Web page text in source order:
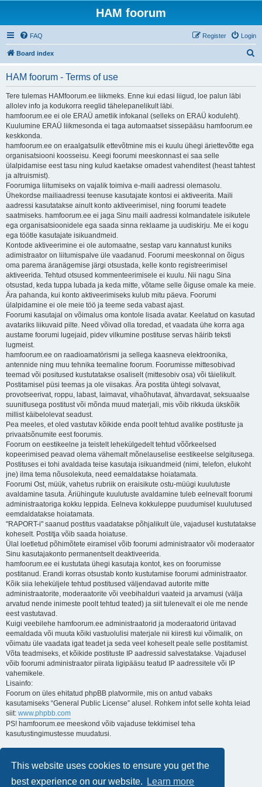
This website uses cookies to ensure you get the
best experience on our website.
Learn more
HAM foorum
FAQ Login
Register
Board index
HAM foorum - Terms of use
Tere tulemas HAMfoorum.ee liikmeks. Enne kui edasi liigud, loe palun läbi
allolev info ja kodukorra reeglid tähelepanelikult läbi.
hamfoorum.ee ei ole ERAÜ ametlik infokanal (selleks on ERAÜ koduleht).
Kuulumine ERAÜ liikmesonda ei taga automaatset sissepääsu hamfoorum.ee
keskkonda.
hamfoorum.ee on eraalgatsulik ettevõtmine mis ei kuulu ühegi äriettevõtte ega
organisatsiooni koosseisu. Keegi foorumi meeskonnast ei saa selle
ülalpidamise eest tasu ning kulud kaetakse omadest vahenditest (heast tahtest
ja altruismist).
Foorumiga liitumiseks on vajalik toimiva e-maili aadressi olemasolu.
Ühekordse mailiaadressi teenuse kasutajate kontosi ei aktiveerita. Maili
aadressi kasutatakse ainult konto aktiveerimisel, ning foorumi teadete
saatmiseks. hamfoorum.ee ei jaga Sinu maili aadressi kolmandatele isikutele
ega organisatsioonidele ega saada sinna reklaame ja uudiskirju. Me ei kogu
ega töötle kasutajate isikuandmeid.
Kontode aktiveerimine ei ole automaatne, sestap varu kannatust kuniks
adimistraator on liitumispalve üle vaadanud. Foorumi meeskonnal on õigus
oma parema äranägemise järgi otsustada, kelle konto registreerimisel
aktiveerida. Tehtud otsused kommenteerimisele ei kuulu. Nii nagu Sina
otsustad, keda tuppa lubada ja keda mitte, võtame selle õiguse omale ka meie.
Ära pahanda, kui konto aktiveerimiseks kulub mitu päeva. Foorumi
ülalpidamine ei ole meie töö ja teeme seda vabast ajast.
Foorumi kasutajal on võimalus oma kontole lisada avatar. Keelatud on kasutad
avatariks liikuvaid pilte. Need võivad olla toredad, et vaadata ühe korra aga
austame foorumi lugejaid, pidev vilkumine postituse servas häirib teksti
lugmeist.
hamfoorum.ee on raadioamatörismi ja sellega kaasneva elektroonika,
antennide ning muu tehnika teemaline foorum. Foorumisse mittesobivad
teemad või positused kustutatakse osaliselt (mittesobiv osa) või täielikult.
Postitamisel püsi teemas ja ole viisakas. Ära postita ühtegi solvavat,
provotseerivat, roppu, labast, laimavat, vihaõhutavat, ähvardavat, seksuaalse
suunitlusega postitust või mõnda muud materjali, mis võib rikkuda ükskõik
millist käibelolevat seadust.
Pea meeles, et oled vastutav kõikide enda poolt tehtud avalike postituste ja
privaatsõnumite eest foorumis.
Foorum on eestikeelne ja teistelt lehekülgedelt tehtud võõrkeelsed
kopeerimised peavad olema vähemalt mõnelauselise eestikeelse selgitusega.
Postituses ei tohi avaldada teise kasutaja isikuandmeid (nimi, telefon, elukoht
jne) ilma tema nõusolekuta, need eemaldatakse hoiatamata.
Foorumi Ost, müük, vahetus rubriik on eraisikute ostu-müügi kuulutuste
avaldamine tasuta. Äriühingute kuulutuste avaldamine tuleb eelnevalt foorumi
administraatoriga kokku leppida. Eelneva kokkuleppe puudumisel kuulutused
eemdaldatakse hoiatamata.
"RAPORT-i" saanud postitus vaadatakse põhjalikult üle, vajadusel kustutatakse
koheselt. Postitja võib saada hoiatuse.
Ülal loetletud põhimõtete eiramisel võib foorumi administraator või moderaator
Sinu kasutajakonto permanentselt deaktiveerida.
hamfoorum.ee ei kustutata ühegi kasutaja kontot, kes on foorumisse
postitanud. Erandi korras otsustab konto kustutamise foorumi administraator.
Kõik siia leheküljele tehtud postitused väljendavad autorite mitte
administraatorite, moderaatorite või veebihalduri vaateid ja arvamusi (välja
arvatud nende inimeste poolt tehtud teated) ja siit tulenevalt ei ole me nende
eest vastutavad.
Kuigi veebilehe hamfoorum.ee administraatorid ja moderaatorid üritavad
eemaldada või muuta kõiki vastuolulisi materjale nii kiiresti kui võimalik, on
võimatu üle vaadata igat teadet ja seda veel koheselt peale selle postitamist.
Võta teadmiseks, et kõikide postituste IP aadressid salvestatakse. Vajadusel
võib foorumi administraator piirata ligipääsu teatud IP aadressitele või IP
vahemikele.
Lisainfo:
Foorum on üles ehitatud phpBB platvormile, mis on antud vabaks
kasutamiseks “General Public License” alusel. Rohkem infot selle kohta leiad
siit: www.phpbb.com
PS! hamfoorum.ee meeskond võib vajaduse tekkimisel teha
kasutustingimustesse muudatusi.
Kuido